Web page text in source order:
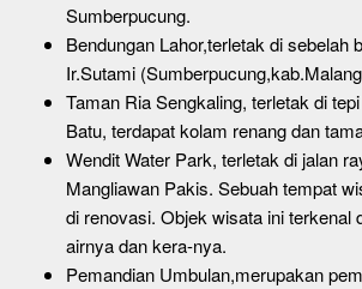
Sumberpucung.
Bendungan Lahor,terletak di sebelah
Ir.Sutami
Taman Ria Sengkaling, terletak di
Batu, terdapat kolam renang dan
Wendit Water Park, terletak di jalan
Mangliawan Pakis. Sebuah tempat
di renovasi. Objek wisata ini terkenal
airnya dan kera-nya.
Pemandian Umbulan,merupakan